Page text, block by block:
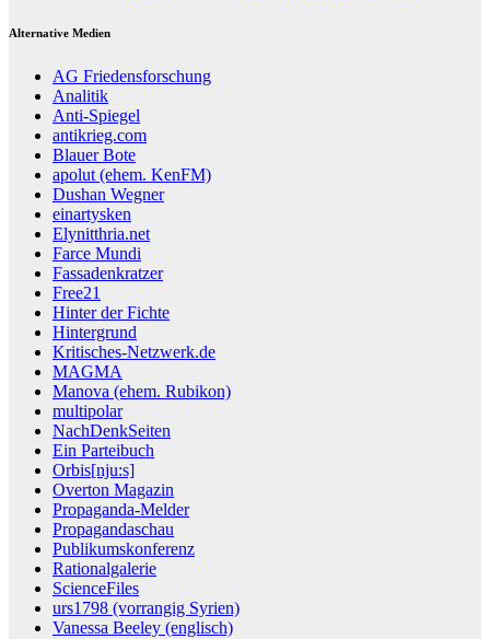
Alternative Medien
AG Friedensforschung
Analitik
Anti-Spiegel
antikrieg.com
Blauer Bote
apolut (ehem. KenFM)
Dushan Wegner
einartysken
Elynitthria.net
Farce Mundi
Fassadenkratzer
Free21
Hinter der Fichte
Hintergrund
Kritisches-Netzwerk.de
MAGMA
Manova (ehem. Rubikon)
multipolar
NachDenkSeiten
Ein Parteibuch
Orbis[nju:s]
Overton Magazin
Propaganda-Melder
Propagandaschau
Publikumskonferenz
Rationalgalerie
ScienceFiles
urs1798 (vorrangig Syrien)
Vanessa Beeley (englisch)